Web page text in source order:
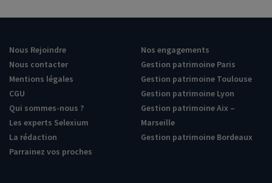
Nous Rejoindre
Nous contacter
Mentions légales
CGU
Qui sommes-nous ?
Les experts Selexium
La rédaction
Parrainez vos proches
Nos engagements
Gestion patrimoine Paris
Gestion patrimoine Toulouse
Gestion patrimoine Lyon
Gestion patrimoine Aix –
Marseille
Gestion patrimoine Bordeaux